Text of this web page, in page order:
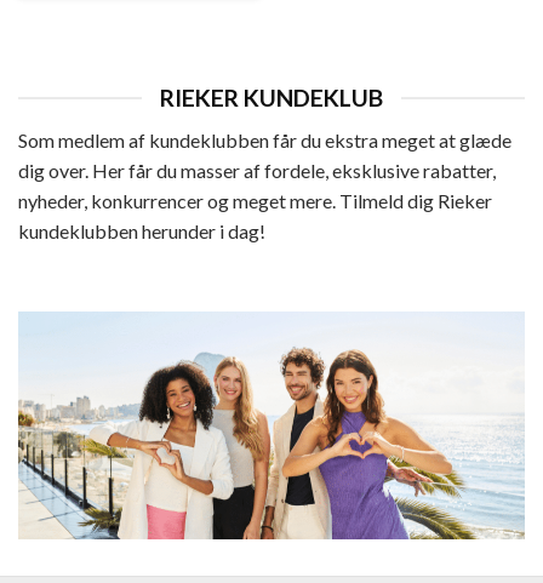
RIEKER KUNDEKLUB
Som medlem af kundeklubben får du ekstra meget at glæde
dig over. Her får du masser af fordele, eksklusive rabatter,
nyheder, konkurrencer og meget mere. Tilmeld dig Rieker
kundeklubben herunder i dag!